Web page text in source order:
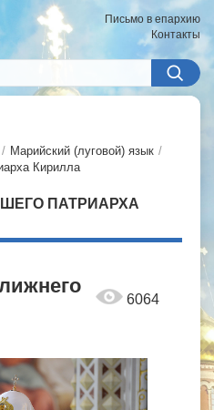
Письмо в епархию
Контакты
Марийский (луговой) язык
Кирилла
ПАТРИАРХА
6064